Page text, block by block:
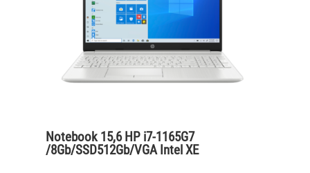
Notebook 15,6 HP i7-1165G7
/8Gb/SSD512Gb/VGA Intel XE